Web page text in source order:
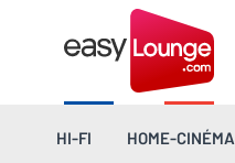
HI-FI HOME-CINÉMA